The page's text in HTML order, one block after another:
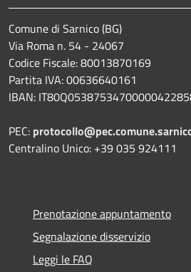
Comune di Sarnico (BG)
Via Roma n. 54 - 24067
Codice Fiscale: 80013870169
Partita IVA: 00636640161
IBAN:
PEC:
Centralino Unico: +39 035 924111
Prenotazione appuntamento
Segnalazione disservizio
Leggi le FAQ